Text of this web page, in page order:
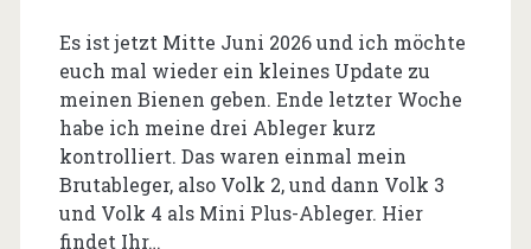
Es ist jetzt Mitte Juni 2026 und ich möchte
euch mal wieder ein kleines Update zu
meinen Bienen geben. Ende letzter Woche
habe ich meine drei Ableger kurz
kontrolliert. Das waren einmal mein
Brutableger, also Volk 2, und dann Volk 3
und Volk 4 als Mini Plus-Ableger. Hier
findet Ihr…